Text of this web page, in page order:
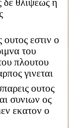
δε θλιψεως η
ουτος εστιν ο
του
πλουτου
γινεται
ουτος
συνιων ος
εκατον ο